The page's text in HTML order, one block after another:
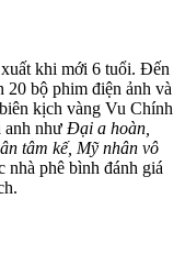
khi mới 6 tuổi. Đến
20 bộ phim điện ảnh và
kịch vàng Vu Chính
anh như Đại a hoàn,
tâm kế, Mỹ nhân vô
nhà phê bình đánh giá